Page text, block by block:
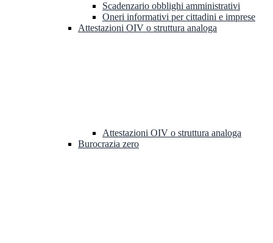
Scadenzario obblighi amministrativi
Oneri informativi per cittadini e imprese
Attestazioni OIV o struttura analoga
Attestazioni OIV o struttura analoga
Burocrazia zero